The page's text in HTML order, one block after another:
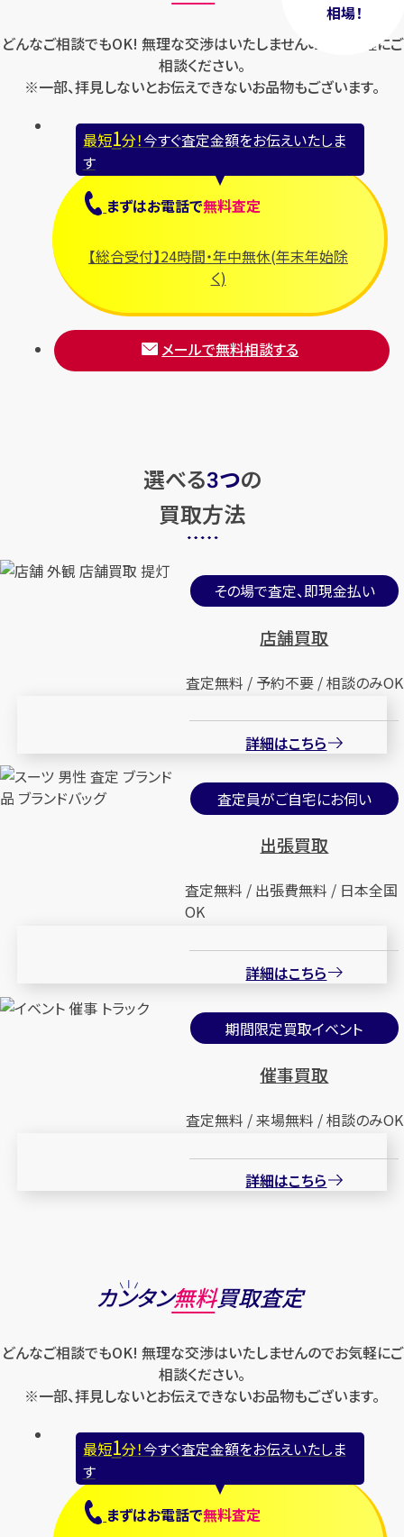
相場！
どんなご相談でもOK! 無理な交渉はいたしませんのでお気軽にご
相談ください。
※一部、拝見しないとお伝えできないお品物もございます。
最短1分！今すぐ査定金額をお伝えいたしま
す
まずはお電話で無料査定
【総合受付】24時間・年中無休(年末年始除
く)
メールで無料相談する
選べる3つの
買取方法
その場で査定、即現金払い
店舗買取
査定無料 / 予約不要 / 相談のみOK
詳細はこちら
査定員がご自宅にお伺い
出張買取
査定無料 / 出張費無料 / 日本全国
OK
詳細はこちら
期間限定買取イベント
催事買取
査定無料 / 来場無料 / 相談のみOK
詳細はこちら
カンタン無料買取査定
どんなご相談でもOK! 無理な交渉はいたしませんのでお気軽にご
相談ください。
※一部、拝見しないとお伝えできないお品物もございます。
最短1分！今すぐ査定金額をお伝えいたしま
す
まずはお電話で無料査定